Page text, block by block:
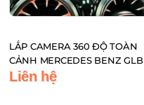
LẮP CAMERA 360 ĐỘ TOÀN
CẢNH MERCEDES BENZ GLB
Liên hệ